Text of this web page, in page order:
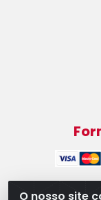
O nosso site